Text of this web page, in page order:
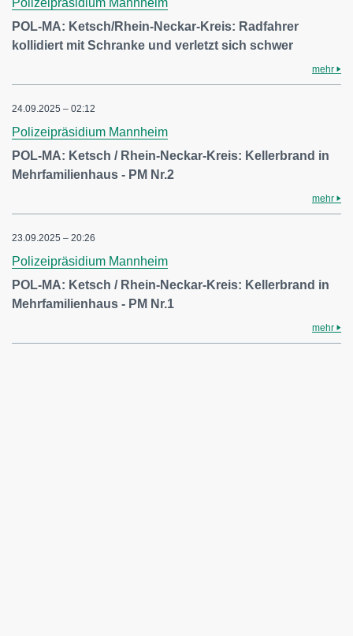
Polizeipräsidium Mannheim
POL-MA: Ketsch/Rhein-Neckar-Kreis: Radfahrer
kollidiert mit Schranke und verletzt sich schwer
mehr
24.09.2025 – 02:12
Polizeipräsidium Mannheim
POL-MA: Ketsch / Rhein-Neckar-Kreis: Kellerbrand in
Mehrfamilienhaus - PM Nr.2
mehr
23.09.2025 – 20:26
Polizeipräsidium Mannheim
POL-MA: Ketsch / Rhein-Neckar-Kreis: Kellerbrand in
Mehrfamilienhaus - PM Nr.1
mehr